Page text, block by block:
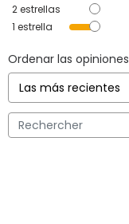
2estrellas
1 estrella
Ordenar las opiniones